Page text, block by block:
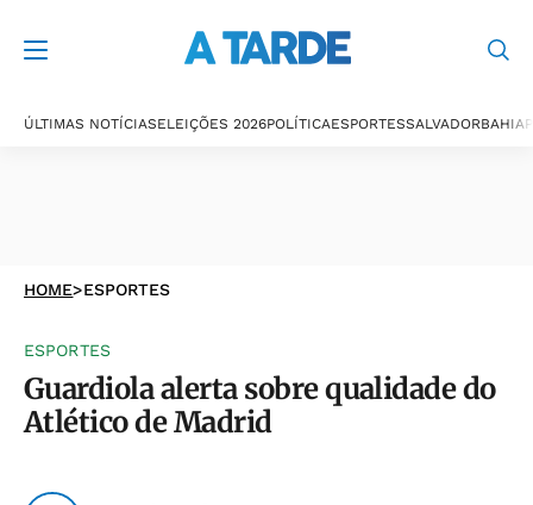
ÚLTIMAS NOTÍCIASELEIÇÕES 2026POLÍTICAESPORTESSALVADORBAHIA
HOME>ESPORTES
ESPORTES
Guardiola alerta sobre qualidade do
Atlético de Madrid